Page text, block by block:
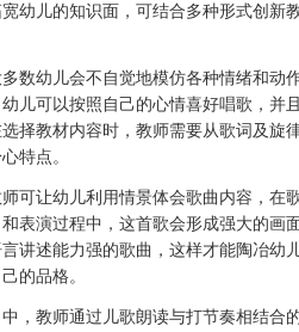
幼儿的知识面，可结合多种形式创新
数幼儿会不自觉地模仿各种情绪和动
儿可以按照自己的心情喜好唱歌，并
择教材内容时，教师需要从歌词及旋
特点。
可让幼儿利用情景体会歌曲内容，在
表演过程中，这首歌会形成强大的画
讲述能力强的歌曲，这样才能陶冶幼
的品格。
，教师通过儿歌朗读与打节奏相结合